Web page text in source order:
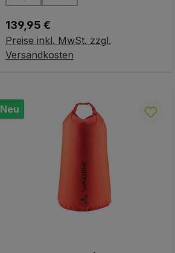
Regulärer Preis:
139,95 €
Preise inkl. MwSt. zzgl.
Versandkosten
Variante wählen
Neu